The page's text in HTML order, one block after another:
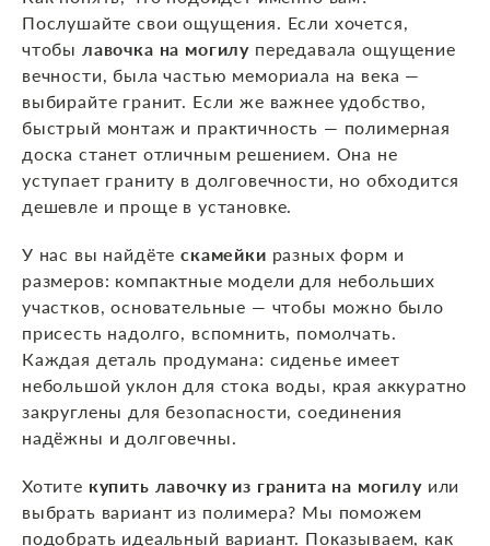
Послушайте свои ощущения. Если хочется,
чтобы лавочка на могилу передавала ощущение
вечности, была частью мемориала на века —
выбирайте гранит. Если же важнее удобство,
быстрый монтаж и практичность — полимерная
доска станет отличным решением. Она не
уступает граниту в долговечности, но обходится
дешевле и проще в установке.
У нас вы найдётескамейки разных форм и
размеров: компактные модели для небольших
участков, основательные — чтобы можно было
присесть надолго, вспомнить, помолчать.
Каждая деталь продумана: сиденье имеет
небольшой уклон для стока воды, края аккуратно
закруглены для безопасности, соединения
надёжны и долговечны.
Хотите купить лавочку из гранита на могилуили
выбрать вариант из полимера? Мы поможем
подобрать идеальный вариант. Показываем, как